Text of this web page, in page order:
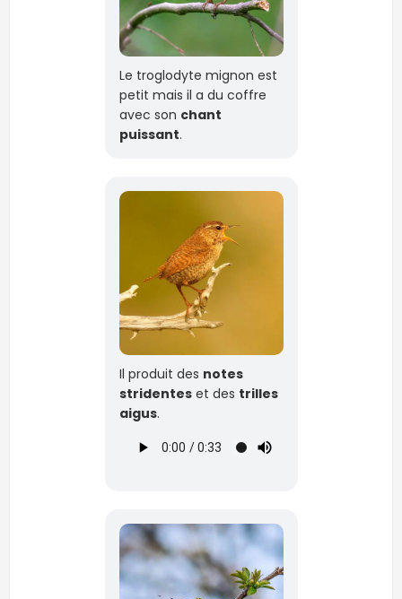
Le troglodyte mignon est
petit mais il a du coffre
avec son chant
puissant.
Il produit des notes
stridenteset des trilles
aigus.